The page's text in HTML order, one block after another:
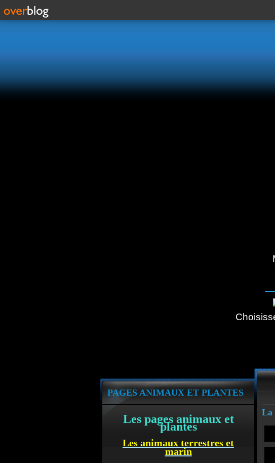
PAGES ANIMAUX ET PLANTES
Les pages animaux et
plantes
Les animaux terrestres et
marin
La